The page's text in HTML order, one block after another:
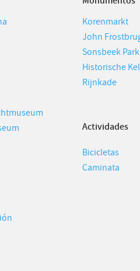
Korenmarkt
John
Sonsbeek Park
Historische
Rijnkade
Actividades
Bicicletas
Caminata